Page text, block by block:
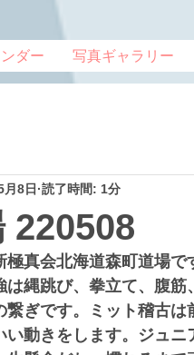
ダー 写真ギャラリー
220508
8日 読了時間: 1分
極真会北海道森町道場
は縄跳び、拳立て、腹
繋ぎです。ミット稽古
い動きをします。ジュ